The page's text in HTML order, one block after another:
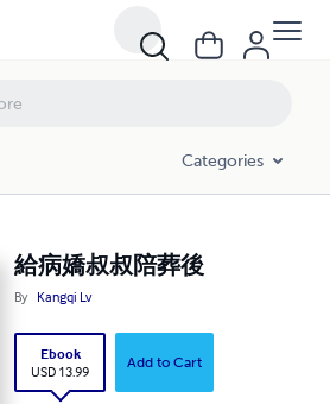
Categories
給病嬌叔叔陪葬後
By Kangqi Lv
Ebook
USD 13.99
Add to Cart